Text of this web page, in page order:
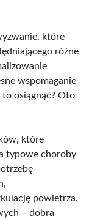
które
różne
wspomaganie
osiągnąć? Oto
które
typowe choroby
powietrza,
– dobra